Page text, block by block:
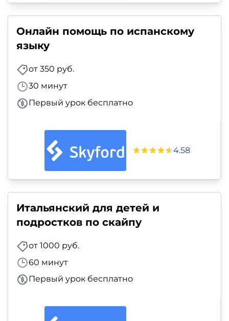
Онлайн помощь по испанскому
языку
от 350 руб.
30 минут
Первый урок бесплатно
4.58
Итальянский для детей и
подростков по скайпу
от 1000 руб.
60 минут
Первый урок бесплатно